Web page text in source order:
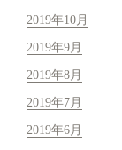
2019年10月
2019年9月
2019年8月
2019年7月
2019年6月